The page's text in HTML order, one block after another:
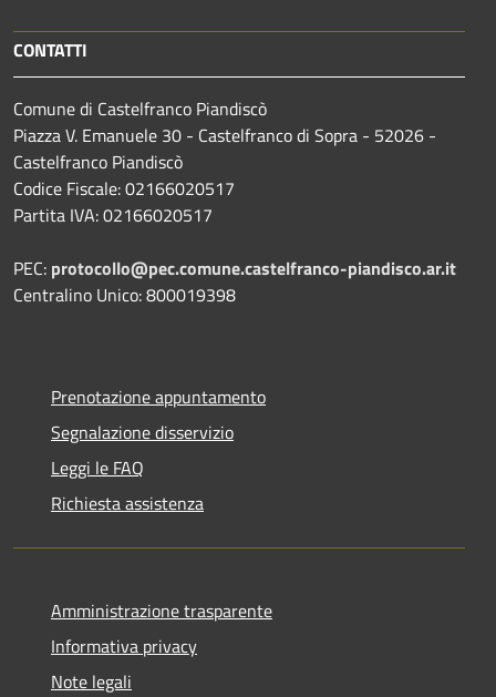
CONTATTI
Comune di Castelfranco Piandiscò
Piazza V. Emanuele 30 - Castelfranco di Sopra - 52026 -
Castelfranco Piandiscò
Codice Fiscale: 02166020517
Partita IVA: 02166020517
PEC: protocollo@pec.comune.castelfranco-piandisco.ar.it
Centralino Unico: 800019398
Prenotazione appuntamento
Segnalazione disservizio
Leggi le FAQ
Richiesta assistenza
Amministrazione trasparente
Informativa privacy
Note legali